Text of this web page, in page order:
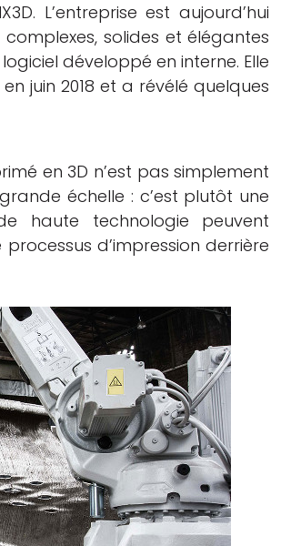
L’entreprise est aujourd’hui
solides et élégantes
développé en interne. Elle
juin 2018 et a révélé quelques
en 3D n’est pas simplement
échelle : c’est plutôt une
haute technologie peuvent
d’impression derrière